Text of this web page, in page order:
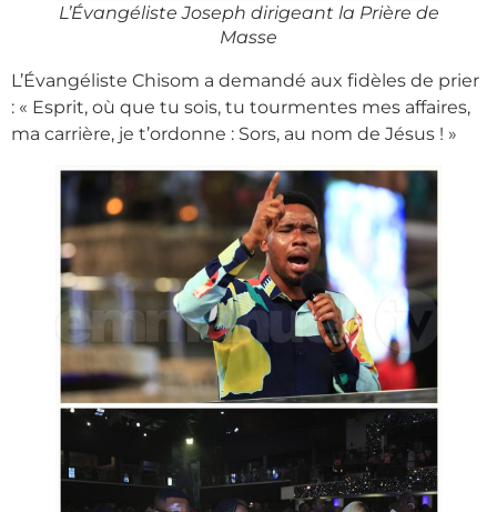
L’Évangéliste Joseph dirigeant la Prière de
Masse
L’Évangéliste Chisom a demandé aux fidèles de prier
: « Esprit, où que tu sois, tu tourmentes mes affaires,
ma carrière, je t’ordonne : Sors, au nom de Jésus ! »